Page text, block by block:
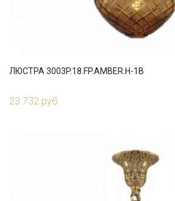
ЛЮСТРА 3003P.18.FP.AMBER.H-1B
23 732 руб.